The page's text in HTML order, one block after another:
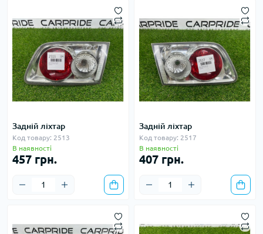
Задній ліхтар
Код товару: 2513
В наявності
457 грн.
Задній ліхтар
Код товару: 2517
В наявності
407 грн.